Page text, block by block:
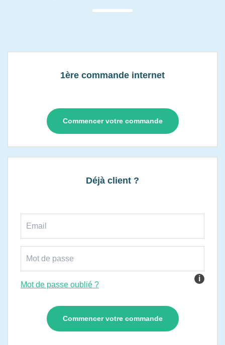
1ère commande internet
Commencer votre commande
Déjà client ?
i
Mot de passe oublié ?